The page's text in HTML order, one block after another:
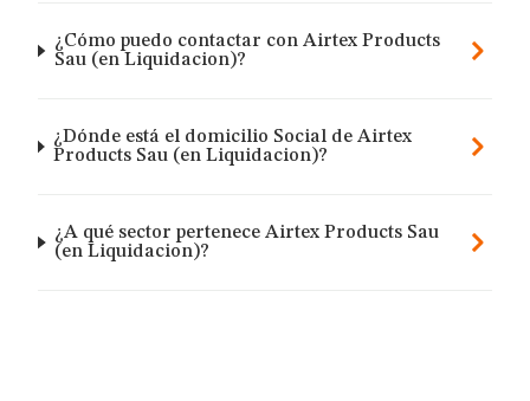
¿Cómo puedo contactar con Airtex Products
Sau (en Liquidacion)?
¿Dónde está el domicilio Social de Airtex
Products Sau (en Liquidacion)?
¿A qué sector pertenece Airtex Products Sau
(en Liquidacion)?